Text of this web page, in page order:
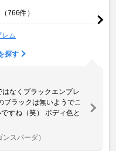
（766件）
レム
探す
なくブラックエンブレ
ブラックは無いようでこ
すね（笑） ボディ色と
スパーダ）